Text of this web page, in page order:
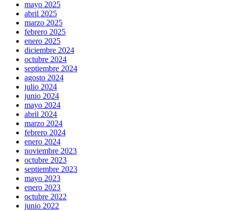
mayo 2025
abril 2025
marzo 2025
febrero 2025
enero 2025
diciembre 2024
octubre 2024
septiembre 2024
agosto 2024
julio 2024
junio 2024
mayo 2024
abril 2024
marzo 2024
febrero 2024
enero 2024
noviembre 2023
octubre 2023
septiembre 2023
mayo 2023
enero 2023
octubre 2022
junio 2022